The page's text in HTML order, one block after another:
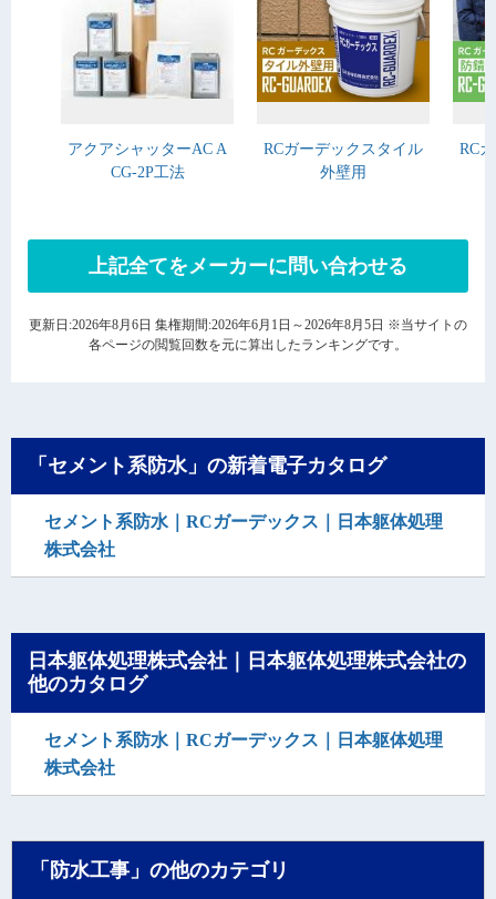
アクアシャッターAC A
CG-2P工法
RCガーデックスタイル
外壁用
RC
上記全てをメーカーに問い合わせる
更新日:2026年8月6日 集権期間:2026年6月1日～2026年8月5日 ※当サイトの
各ページの閲覧回数を元に算出したランキングです。
「セメント系防水」の新着電子カタログ
セメント系防水｜RCガーデックス｜日本躯体処理
株式会社
日本躯体処理株式会社｜日本躯体処理株式会社の
他のカタログ
セメント系防水｜RCガーデックス｜日本躯体処理
株式会社
「防水工事」の他のカテゴリ